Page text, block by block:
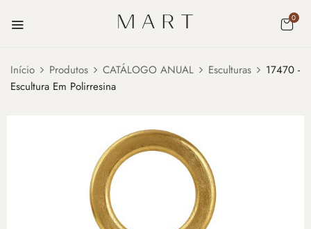
0
Início Produtos CATÁLOGO ANUAL Esculturas
17470 -
Escultura Em Polirresina